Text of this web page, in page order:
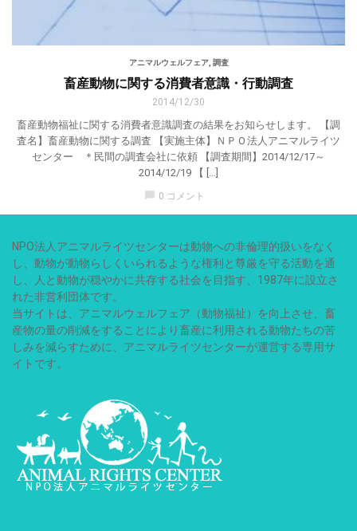
アニマルウェルフェア, 調査
畜産動物に関する消費者意識・行動調査
2014/12/30
畜産動物福祉に関する消費者意識調査の結果をお知らせします。 【調
査名】畜産動物に関する調査 【実施主体】ＮＰＯ法人アニマルライツ
センター ＊民間の調査会社に依頼 【調査期間】2014/12/17～
2014/12/19 【 […]
chat_bubble 0 コメント
NPO法人アニマルライツセンターは動物への非倫理的扱いをなく
し、動物が動物らしくいられるような権利と尊厳を守る活動を通
し、人と動物が穏やかに共存する社会を目指す、1987年に設立さ
れた非営利団体です。
当サイトは、アニマルウェルフェア（動物福祉）を向上させ、畜
産物の量の削減をすることにより畜産に利用される動物たちの苦
しみを減らすために、アニマルライツセンターが運営する専用サ
イトです。